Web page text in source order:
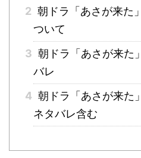
2 朝ドラ「あさが来た
ついて
3 朝ドラ「あさが来た
バレ
4 朝ドラ「あさが来た
ネタバレ含む